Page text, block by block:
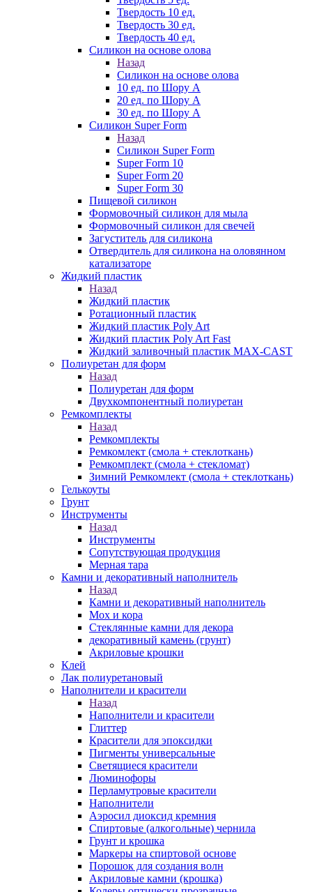
Твердость 10 ед.
Твердость 30 ед.
Твердость 40 ед.
Силикон на основе олова
Назад
Силикон на основе олова
10 ед. по Шору А
20 ед. по Шору А
30 ед. по Шору А
Силикон Super Form
Назад
Силикон Super Form
Super Form 10
Super Form 20
Super Form 30
Пищевой силикон
Формовочный силикон для мыла
Формовочный силикон для свечей
Загуститель для силикона
Отвердитель для силикона на оловянном
катализаторе
Жидкий пластик
Назад
Жидкий пластик
Ротационный пластик
Жидкий пластик Poly Art
Жидкий пластик Poly Art Fast
Жидкий заливочный пластик MAX-CAST
Полиуретан для форм
Назад
Полиуретан для форм
Двухкомпонентный полиуретан
Ремкомплекты
Назад
Ремкомплекты
Ремкомлект (смола + стеклоткань)
Ремкомплект (смола + стекломат)
Зимний Ремкомлект (смола + стеклоткань)
Гелькоуты
Грунт
Инструменты
Назад
Инструменты
Сопутствующая продукция
Мерная тара
Камни и декоративный наполнитель
Назад
Камни и декоративный наполнитель
Мох и кора
Стеклянные камни для декора
декоративный камень (грунт)
Акриловые крошки
Клей
Лак полиуретановый
Наполнители и красители
Назад
Наполнители и красители
Глиттер
Красители для эпоксидки
Пигменты универсальные
Светящиеся красители
Люминофоры
Перламутровые красители
Наполнители
Аэросил диоксид кремния
Спиртовые (алкогольные) чернила
Грунт и крошка
Маркеры на спиртовой основе
Порошок для создания волн
Акриловые камни (крошка)